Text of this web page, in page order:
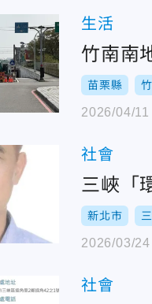
生活
竹南南
苗栗縣
2026/04/
社會
三峽「
新北市
2026/03/
社會